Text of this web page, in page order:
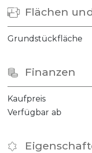
Flächen
Grundstückfläche
Finanzen
Kaufpreis
Verfügbar ab